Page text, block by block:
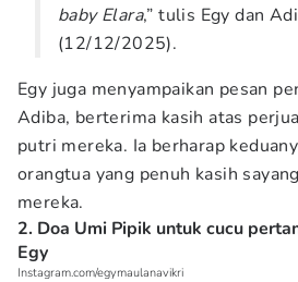
baby Elara,” tulis Egy dan
(12/12/2025).
Egy juga menyampaikan pesan
Adiba, berterima kasih atas
putri mereka. Ia berharap
orangtua yang penuh kasih
mereka.
2. Doa Umi Pipik untuk cucu
Egy
Instagram.com/egymaulanavikri